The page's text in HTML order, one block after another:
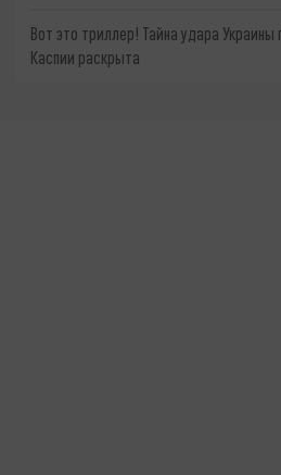
Вот это триллер! Тайна удара Украины
Каспии раскрыта